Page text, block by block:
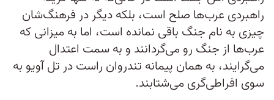
راهبردی‌ عرب‌ها صلح است، بلکه دیگر در فرهنگ‌شان
چیزی به نام جنگ باقی نمانده است، اما به میزانی که
عرب‌ها از جنگ رو می‌گردانند و به سمت اعتدال
می‌‌گرایند، به همان پیمانه تندروان راست در تل آویو به
سوی افراطی‌گری می‌شتابند.